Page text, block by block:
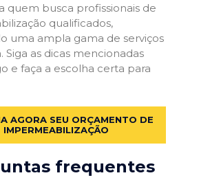
quem busca profissionais de
qualificados,
uma ampla gama de serviços
Siga as dicas mencionadas
e faça a escolha certa para
AGORA SEU ORÇAMENTO DE
IMPERMEABILIZAÇÃO
frequentes